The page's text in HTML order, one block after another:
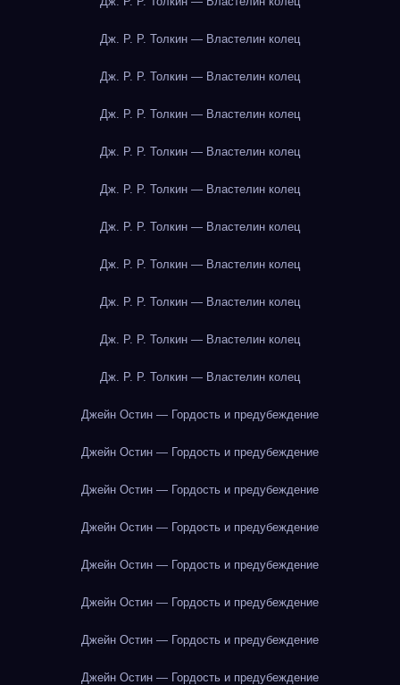
Дж. Р. Р. Толкин — Властелин колец
Дж. Р. Р. Толкин — Властелин колец
Дж. Р. Р. Толкин — Властелин колец
Дж. Р. Р. Толкин — Властелин колец
Дж. Р. Р. Толкин — Властелин колец
Дж. Р. Р. Толкин — Властелин колец
Дж. Р. Р. Толкин — Властелин колец
Дж. Р. Р. Толкин — Властелин колец
Дж. Р. Р. Толкин — Властелин колец
Дж. Р. Р. Толкин — Властелин колец
Джейн Остин — Гордость и предубеждение
Джейн Остин — Гордость и предубеждение
Джейн Остин — Гордость и предубеждение
Джейн Остин — Гордость и предубеждение
Джейн Остин — Гордость и предубеждение
Джейн Остин — Гордость и предубеждение
Джейн Остин — Гордость и предубеждение
Джейн Остин — Гордость и предубеждение